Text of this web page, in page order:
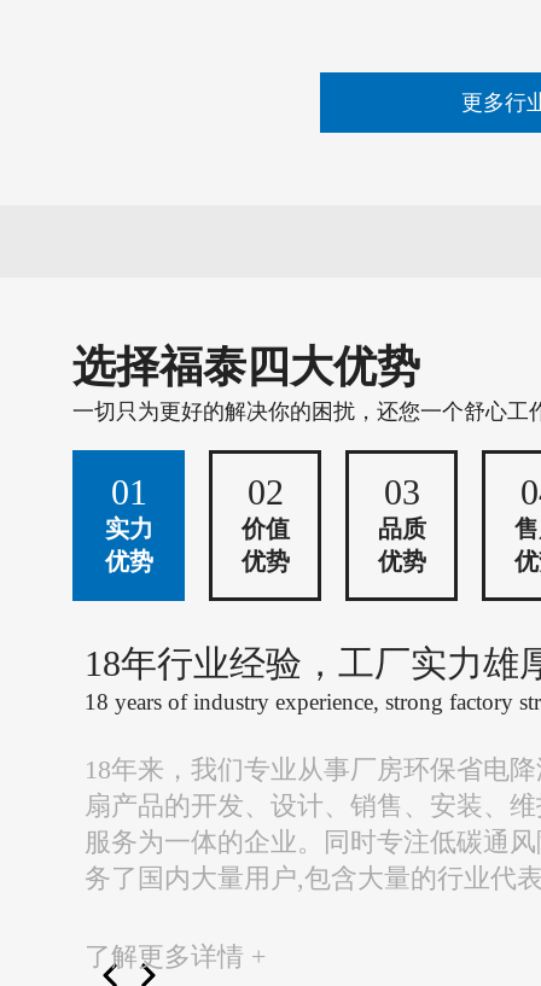
更多行
选择福泰四大优势
一切只为更好的解决你的困扰，还您一个舒心工
01
实力
优势
02
价值
优势
03
品质
优势
18年行业经验，工厂实力雄
18 years of industry experience, strong factory
18年来，我们专业从事厂房环保省电
扇产品的开发、设计、销售、安装、
服务为一体的企业。同时专注低碳通
务了国内大量用户,包含大量的行业代
了解更多详情 +